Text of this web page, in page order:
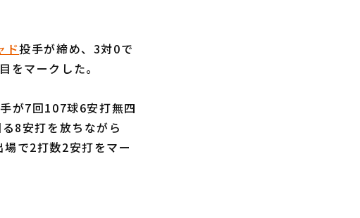
ド投手が締め、3対0で
をマークした。
が7回107球6安打無四
8安打を放ちながら
で2打数2安打をマー